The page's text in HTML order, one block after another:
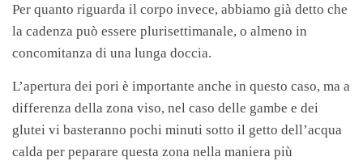
Per quanto riguarda il corpo invece, abbiamo già detto che
la cadenza può essere plurisettimanale, o almeno in
concomitanza di una lunga doccia.
L’apertura dei pori è importante anche in questo caso, ma a
differenza della zona viso, nel caso delle gambe e dei
glutei vi basteranno pochi minuti sotto il getto dell’acqua
calda per peparare questa zona nella maniera più